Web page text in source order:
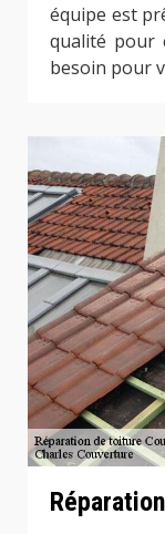
équipe est
qualité pour
besoin pour